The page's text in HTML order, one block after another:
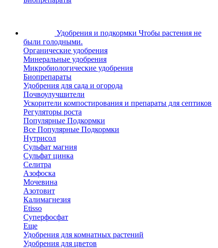
Удобрения и подкормки Чтобы растения не
были голодными.
Органические удобрения
Минеральные удобрения
Микробиологические удобрения
Биопрепараты
Удобрения для сада и огорода
Почвоулучшители
Ускорители компостирования и препараты для септиков
Регуляторы роста
Популярные Подкормки
Все Популярные Подкормки
Нутрисол
Сульфат магния
Сульфат цинка
Селитра
Азофоска
Мочевина
Азотовит
Калимагнезия
Etisso
Суперфосфат
Еще
Удобрения для комнатных растений
Удобрения для цветов